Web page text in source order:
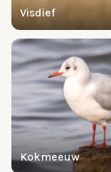
Visdief
Kokmeeuw